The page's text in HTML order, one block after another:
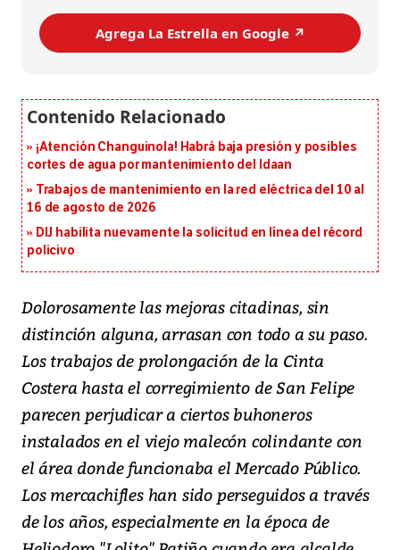
Agrega La Estrella en Google ↗️
¡Atención Changuinola! Habrá baja presión y posibles
cortes de agua por mantenimiento del Idaan
Trabajos de mantenimiento en la red eléctrica del 10 al
16 de agosto de 2026
DIJ habilita nuevamente la solicitud en línea del récord
policivo
Dolorosamente las mejoras citadinas, sin
distinción alguna, arrasan con todo a su paso.
Los trabajos de prolongación de la Cinta
Costera hasta el corregimiento de San Felipe
parecen perjudicar a ciertos buhoneros
instalados en el viejo malecón colindante con
el área donde funcionaba el Mercado Público.
Los mercachifles han sido perseguidos a través
de los años, especialmente en la época de